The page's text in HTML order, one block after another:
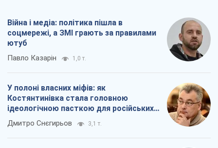
Війна і медіа: політика пішла в
соцмережі, а ЗМІ грають за правилами
ютуб
Павло Казарін 1,0 т.
У полоні власних міфів: як
Костянтинівка стала головною
ідеологічною пасткою для російських
окупантів
Дмитро Снєгирьов 3,1 т.